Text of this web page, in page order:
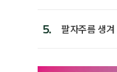
5. 팔자주름 생